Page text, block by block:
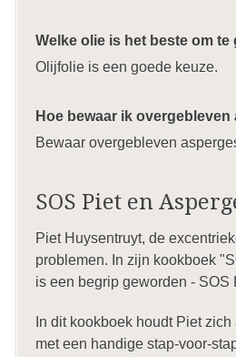
Welke olie is het beste om te
Olijfolie is een goede keuze.
Hoe bewaar ik overgebleven
Bewaar overgebleven
SOS Piet en
Piet Huysentruyt, de
problemen. In zijn kookboek
is een begrip geworden -
In dit kookboek houdt Piet
met een handige stap-voor-